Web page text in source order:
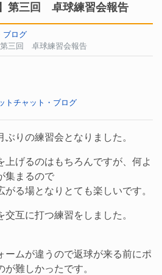
第三回 卓球練習会報告
ブログ
第三回 卓球練習会報告
トチャット・ブログ
りの練習会となりました。
上げるのはもちろんですが、何よ
集まるので
る場となりとても楽しいです。
互に打つ練習をしました。
ームが違うので返球が来る前にポ
難しかったです。